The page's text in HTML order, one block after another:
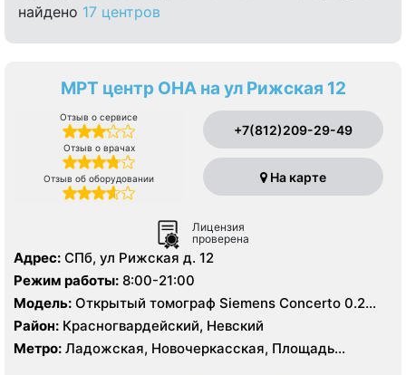
найдено 17 центров
МРТ центр ОНА на ул Рижская 12
Отзыв о сервисе
Отзыв о врачах
Отзыв об оборудовании
+7(812)209-29-49
На карте
Лицензия
проверена
Адрес: СПб, ул Рижская д. 12
Режим работы: 8:00-21:00
Модель: Открытый томограф Siemens Concerto 0.2
Тесла, УЗИ
Район: Красногвардейский, Невский
Метро: Ладожская, Новочеркасская, Площадь